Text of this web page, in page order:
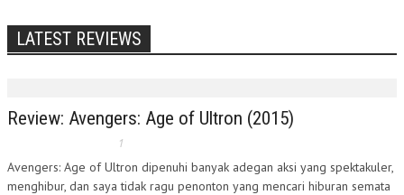
LATEST REVIEWS
Review: Avengers: Age of Ultron (2015)
1
Avengers: Age of Ultron dipenuhi banyak adegan aksi yang spektakuler,
menghibur, dan saya tidak ragu penonton yang mencari hiburan semata